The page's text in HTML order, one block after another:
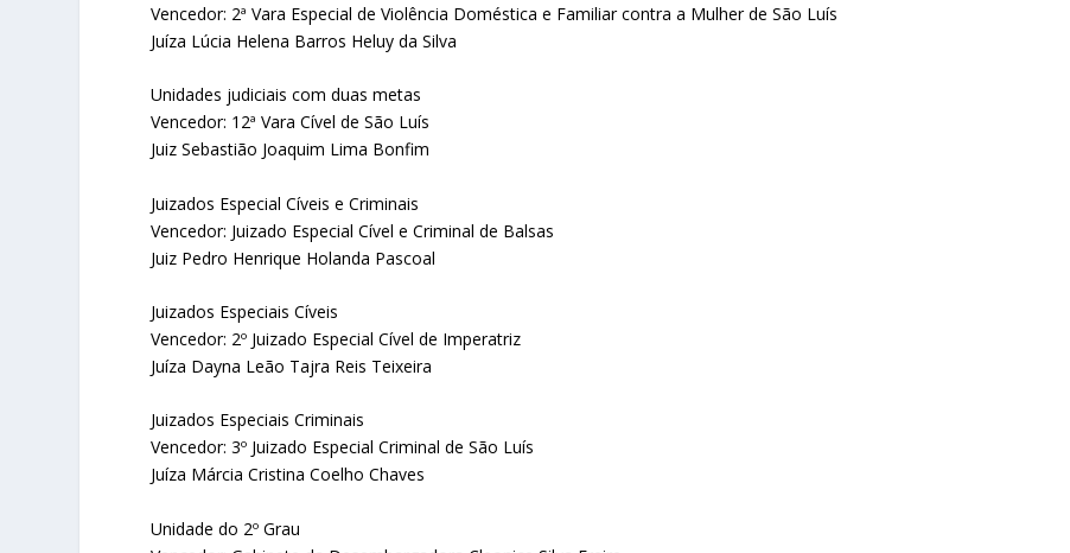
Vencedor: 2ª Vara Especial de Violência Doméstica e Familiar contra a Mulher de São Luís
Juíza Lúcia Helena Barros Heluy da Silva
Unidades judiciais com duas metas
Vencedor: 12ª Vara Cível de São Luís
Juiz Sebastião Joaquim Lima Bonfim
Juizados Especial Cíveis e Criminais
Vencedor: Juizado Especial Cível e Criminal de Balsas
Juiz Pedro Henrique Holanda Pascoal
Juizados Especiais Cíveis
Vencedor: 2º Juizado Especial Cível de Imperatriz
Juíza Dayna Leão Tajra Reis Teixeira
Juizados Especiais Criminais
Vencedor: 3º Juizado Especial Criminal de São Luís
Juíza Márcia Cristina Coelho Chaves
Unidade do 2º Grau